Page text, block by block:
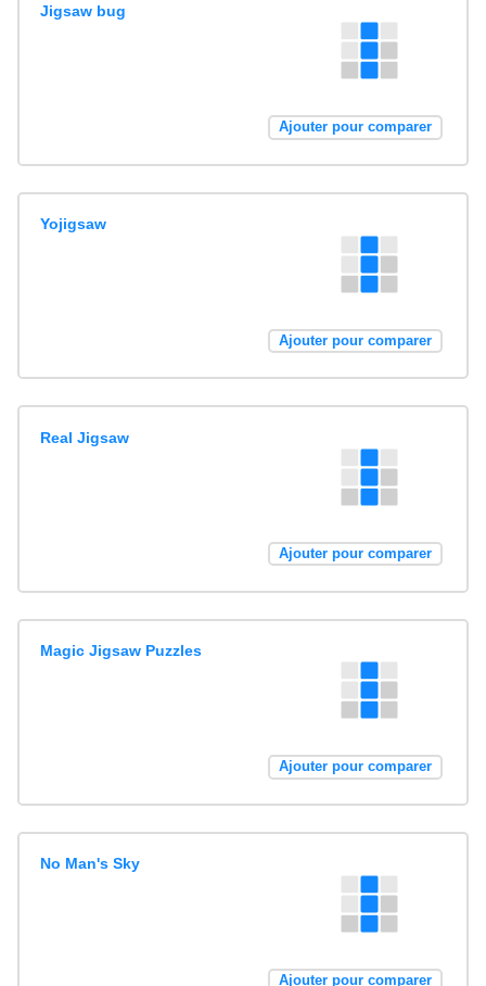
Jigsaw bug
Ajouter pour comparer
Yojigsaw
Ajouter pour comparer
Real Jigsaw
Ajouter pour comparer
Magic Jigsaw Puzzles
Ajouter pour comparer
No Man's Sky
Ajouter pour comparer